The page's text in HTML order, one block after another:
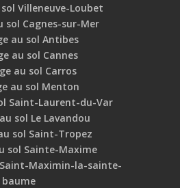
Villeneuve-Loubet
sol Cagnes-sur-Mer
au sol Antibes
au sol Cannes
au sol Carros
au sol Menton
Saint-Laurent-du-Var
sol Le Lavandou
sol Saint-Tropez
sol Sainte-Maxime
Maximin-la-sainte-
baume